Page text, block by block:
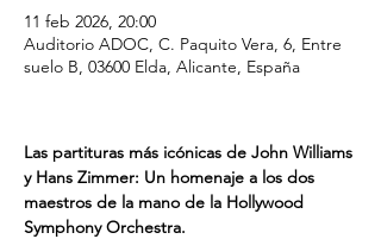
11 feb 2026, 20:00
Auditorio ADOC, C. Paquito Vera, 6, Entre
suelo B, 03600 Elda, Alicante, España
Las partituras más icónicas de John Williams
y Hans Zimmer: Un homenaje a los dos
maestros de la mano de la Hollywood
Symphony Orchestra.